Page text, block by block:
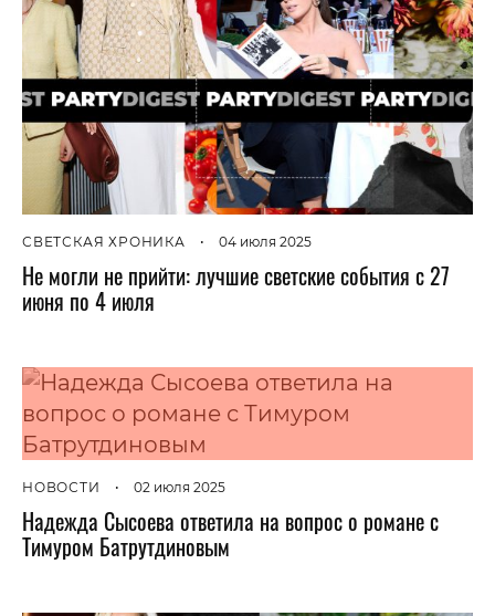
СВЕТСКАЯ ХРОНИКА • 04 июля 2025
Не могли не прийти: лучшие светские события с 27
июня по 4 июля
НОВОСТИ • 02 июля 2025
Надежда Сысоева ответила на вопрос о романе с
Тимуром Батрутдиновым